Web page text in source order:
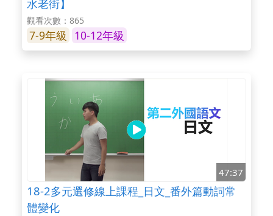
水老街】
觀看次數：865
7-9年級 10-12年級
47:37
18-2多元選修線上課程_日文_番外篇動詞常
體變化